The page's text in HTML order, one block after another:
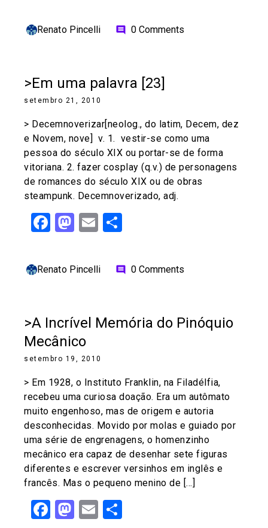
Renato Pincelli comment 0 Comments
>Em uma palavra [23]
setembro 21, 2010
> Decemnoverizar[neolog., do latim, Decem, dez
e Novem, nove] v. 1. vestir-se como uma
pessoa do século XIX ou portar-se de forma
vitoriana. 2. fazer cosplay (q.v.) de personagens
de romances do século XIX ou de obras
steampunk. Decemnoverizado, adj.
Facebook
Mastodon
Email
Renato Pincelli comment 0 Comments
>A Incrível Memória do Pinóquio
Mecânico
setembro 19, 2010
> Em 1928, o Instituto Franklin, na Filadélfia,
recebeu uma curiosa doação. Era um autômato
muito engenhoso, mas de origem e autoria
desconhecidas. Movido por molas e guiado por
uma série de engrenagens, o homenzinho
mecânico era capaz de desenhar sete figuras
diferentes e escrever versinhos em inglês e
francês. Mas o pequeno menino de […]
Facebook
Mastodon
Email